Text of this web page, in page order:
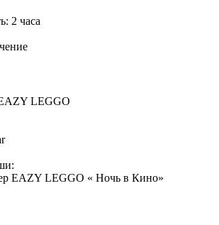
2 часа
LEGGO
EAZY LEGGO « Ночь в Кино»